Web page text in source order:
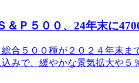
＆Ｐ５００、24年末に
合５００種が２０２４年末
みで、緩やかな景気拡大や